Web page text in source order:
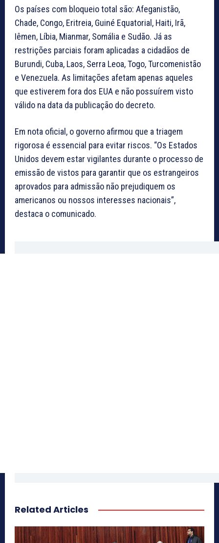
Os países com bloqueio total são: Afeganistão,
Chade, Congo, Eritreia, Guiné Equatorial, Haiti, Irã,
Iêmen, Líbia, Mianmar, Somália e Sudão. Já as
restrições parciais foram aplicadas a cidadãos de
Burundi, Cuba, Laos, Serra Leoa, Togo, Turcomenistão
e Venezuela. As limitações afetam apenas aqueles
que estiverem fora dos EUA e não possuírem visto
válido na data da publicação do decreto.
Em nota oficial, o governo afirmou que a triagem
rigorosa é essencial para evitar riscos. “Os Estados
Unidos devem estar vigilantes durante o processo de
emissão de vistos para garantir que os estrangeiros
aprovados para admissão não prejudiquem os
americanos ou nossos interesses nacionais”,
destaca o comunicado.
Related Articles